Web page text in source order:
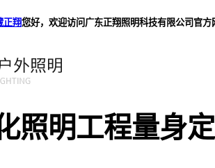
正翔您好，欢迎访问广东正翔照明科技有限公司官方
照明工程量身